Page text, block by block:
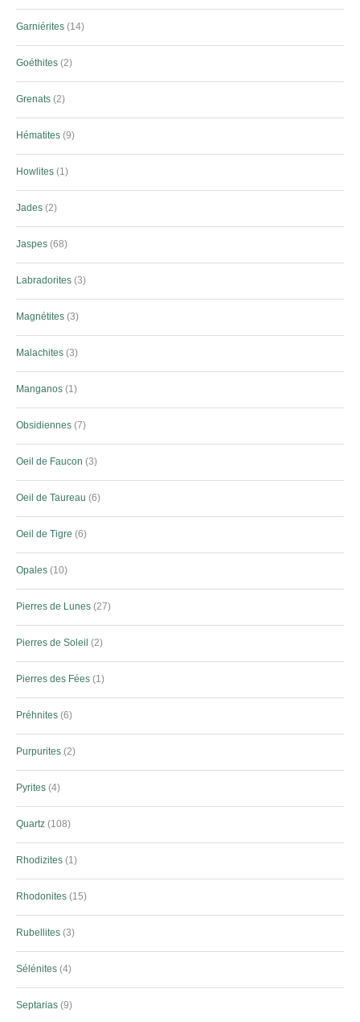
Garniérites 14
Goéthites 2
Grenats 2
Hématites 9
Howlites 1
Jades 2
Jaspes 68
Labradorites 3
Magnétites 3
Malachites 3
Manganos 1
Obsidiennes 7
Oeil de Faucon 3
Oeil de Taureau 6
Oeil de Tigre 6
Opales 10
Pierres de Lunes 27
Pierres de Soleil 2
Pierres des Fées 1
Préhnites 6
Purpurites 2
Pyrites 4
Quartz 108
Rhodizites 1
Rhodonites 15
Rubellites 3
Sélénites 4
Septarias 9